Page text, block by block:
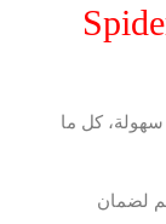
كل ما
لضمان